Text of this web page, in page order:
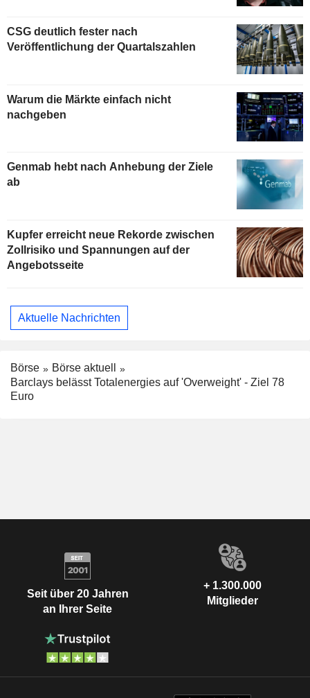
CSG deutlich fester nach
Veröffentlichung der Quartalszahlen
Warum die Märkte einfach nicht
nachgeben
Genmab hebt nach Anhebung der Ziele
ab
Kupfer erreicht neue Rekorde zwischen
Zollrisiko und Spannungen auf der
Angebotsseite
Aktuelle Nachrichten
Börse
Börse aktuell
Barclays belässt Totalenergies auf 'Overweight' - Ziel 78
Euro
Seit über 20 Jahren
an Ihrer Seite
+ 1.300.000
Mitglieder